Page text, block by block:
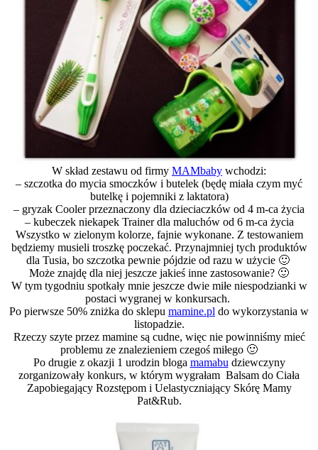
W skład zestawu od firmy MAMbaby wchodzi:
– szczotka do mycia smoczków i butelek (będę miała czym myć
butelkę i pojemniki z laktatora)
– gryzak Cooler przeznaczony dla dzieciaczków od 4 m-ca życia
– kubeczek niekapek Trainer dla maluchów od 6 m-ca życia
Wszystko w zielonym kolorze, fajnie wykonane. Z testowaniem
będziemy musieli troszkę poczekać. Przynajmniej tych produktów
dla Tusia, bo szczotka pewnie pójdzie od razu w użycie 🙂
Może znajdę dla niej jeszcze jakieś inne zastosowanie? 🙂
W tym tygodniu spotkały mnie jeszcze dwie miłe niespodzianki w
postaci wygranej w konkursach.
Po pierwsze 50% zniżka do sklepu mamine.pl do wykorzystania w
listopadzie.
Rzeczy szyte przez mamine są cudne, więc nie powinniśmy mieć
problemu ze znalezieniem czegoś miłego 🙂
Po drugie z okazji 1 urodzin bloga mamabu dziewczyny
zorganizowały konkurs, w którym wygrałam Balsam do Ciała
Zapobiegający Rozstępom i Uelastyczniający Skórę Mamy
Pat&Rub.